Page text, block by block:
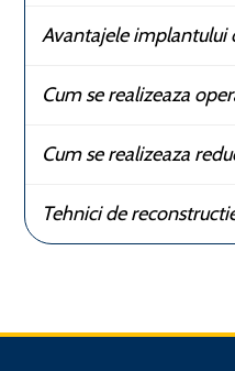
Avantajele implantului
Cum se realizeaza
Cum se realizeaza
Tehnici de